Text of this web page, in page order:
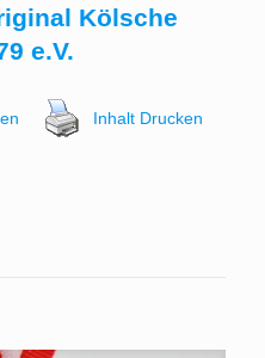
Kölsche
e.V.
Inhalt Drucken